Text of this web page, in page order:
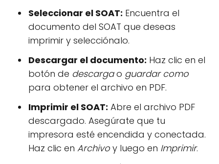
Seleccionar el SOAT: Encuentra el
documento del SOAT que deseas
imprimir y selecciónalo.
Descargar el documento: Haz clic en el
botón de descargao guardar como
para obtener el archivo en PDF.
Imprimir el SOAT: Abre el archivo PDF
descargado. Asegúrate que tu
impresora esté encendida y conectada.
Haz clic en Archivo y luego en Imprimir.